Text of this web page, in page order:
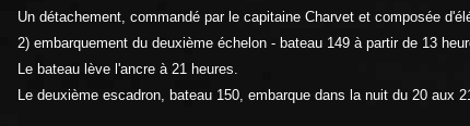
Un détachement, commandé par le capitaine Charvet et composée
2) embarquement du deuxième échelon - bateau 149 à partir de 13
Le bateau lève l'ancre à 21 heures.
Le deuxième escadron, bateau 150, embarque dans la nuit du 20 aux